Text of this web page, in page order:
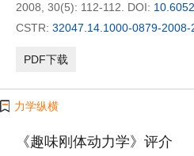
2008, 30(5): 112-112. DOI:
CSTR: 32047.14.1000-0879-2008-
PDF下载
力学纵横
《趣味刚体动力学》评介